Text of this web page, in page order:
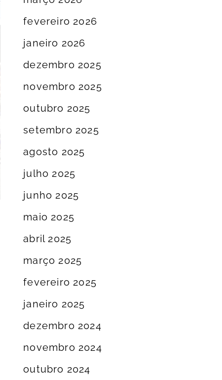
fevereiro 2026
janeiro 2026
dezembro 2025
novembro 2025
outubro 2025
setembro 2025
agosto 2025
julho 2025
junho 2025
maio 2025
abril 2025
março 2025
fevereiro 2025
janeiro 2025
dezembro 2024
novembro 2024
outubro 2024